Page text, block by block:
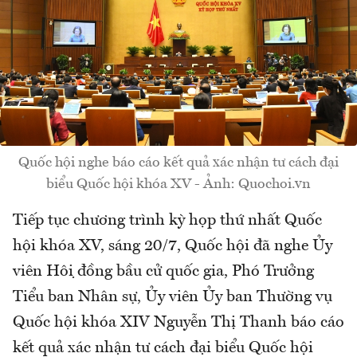
Quốc hội nghe báo cáo kết quả xác nhận tư cách đại
biểu Quốc hội khóa XV - Ảnh: Quochoi.vn
Tiếp tục chương trình kỳ họp thứ nhất Quốc
hội khóa XV, sáng 20/7, Quốc hội đã nghe Ủy
viên Hội đồng bầu cử quốc gia, Phó Trưởng
Tiểu ban Nhân sự, Ủy viên Ủy ban Thường vụ
Quốc hội khóa XIV Nguyễn Thị Thanh báo cáo
kết quả xác nhận tư cách đại biểu Quốc hội